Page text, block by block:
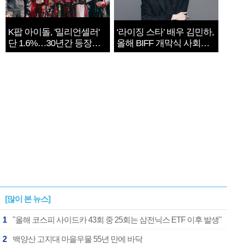
K팝 아이돌, '밀리언셀러'
단 1.6%…30년간 등장
1182개팀 전수조사
‘라이징 스타’ 배우 김민하,
올해 BIFF 개막식 사회자
확정
[많이 본 뉴스]
1 "올해 코스피 사이드카 43회 중 25회는 삼전닉스 ETF 이후 발생"
2 백양산 고지대 마을우물 55년 만에 바닥